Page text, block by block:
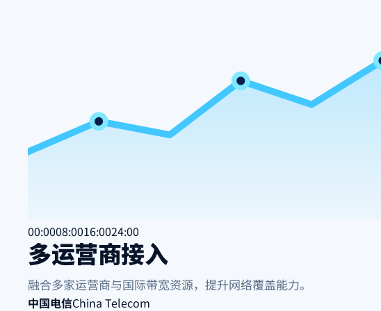
00:0008:0016:0024:00
多运营商接入
融合多家运营商与国际带宽资源，提升网络覆盖能力。
中国电信China Telecom